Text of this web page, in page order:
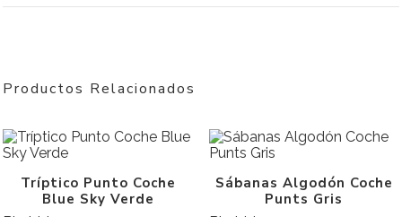
Productos Relacionados
Tríptico Punto Coche
Blue Sky Verde
Sábanas Algodón Coche
Punts Gris